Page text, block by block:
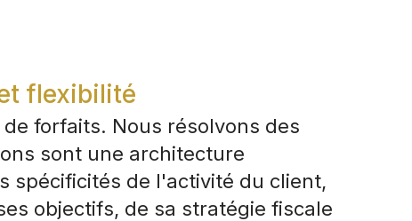
flexibilité
forfaits. Nous résolvons des
sont une architecture
spécificités de l'activité du client,
objectifs, de sa stratégie fiscale